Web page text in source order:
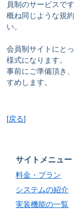
員制のサービスで
概ね同じような規
い。
会員制サイトにと
様式になります。
事前にご準備頂き
すめします。
[戻る]
サイトメニュー
料金・プラン
システムの紹介
実装機能の一覧